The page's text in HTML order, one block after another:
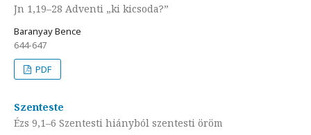
Jn 1,19–28 Adventi „ki kicsoda?”
Baranyay Bence
644-647
PDF
Szenteste
Ézs 9,1–6 Szentesti hiányból szentesti öröm